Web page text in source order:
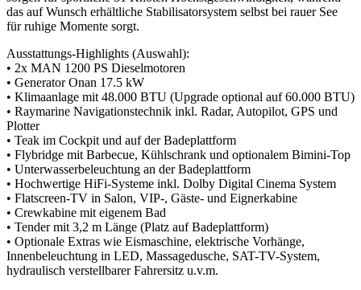
das auf Wunsch erhältliche Stabilisatorsystem selbst bei rauer See
für ruhige Momente sorgt.
Ausstattungs-Highlights (Auswahl):
• 2x MAN 1200 PS Dieselmotoren
• Generator Onan 17.5 kW
• Klimaanlage mit 48.000 BTU (Upgrade optional auf 60.000 BTU)
• Raymarine Navigationstechnik inkl. Radar, Autopilot, GPS und
Plotter
• Teak im Cockpit und auf der Badeplattform
• Flybridge mit Barbecue, Kühlschrank und optionalem Bimini-Top
• Unterwasserbeleuchtung an der Badeplattform
• Hochwertige HiFi-Systeme inkl. Dolby Digital Cinema System
• Flatscreen-TV in Salon, VIP-, Gäste- und Eignerkabine
• Crewkabine mit eigenem Bad
• Tender mit 3,2 m Länge (Platz auf Badeplattform)
• Optionale Extras wie Eismaschine, elektrische Vorhänge,
Innenbeleuchtung in LED, Massagedusche, SAT-TV-System,
hydraulisch verstellbarer Fahrersitz u.v.m.